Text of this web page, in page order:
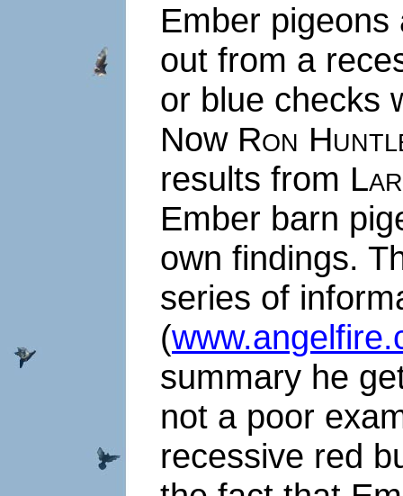
Ember
out from a
or blue checks
Now Ron
results from
Ember barn
own findings.
series of
(
summary he
not a poor
recessive red